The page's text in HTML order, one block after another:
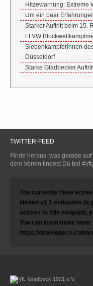
Hitzewarnung: Extreme
Um ein paar
Starker Auftritt beim 15.
FLVW
Siebenkämpferinnen
Düsseldorf
Starke Gladbecker
TWITTER-FEED
Finde heraus, was gerade
dem Verein findest Du bei
You currently have
limited v1.1 endpoints
access to this endpoint,
You can learn more here:
https://developer.x.com/